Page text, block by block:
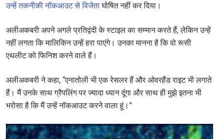
उन्हें तकनीकी नॉकआउट से विजेताघोषित नहीं कर दिया।
अलीअकबरी अपने अगले प्रतिद्वंदी के स्टाइल का सम्मान करते हैं, लेकिन उन्हें
नहीं लगता कि मालिकिन उन्हें हरा पाएंगे। उनका मानना है कि वो रूसी
एथलीट को फिनिश करने वाले हैं।
अलीअकबरी ने कहा, “एनातोली भी एक रेसलर हैं और ओवरहैंड राइट भी लगाते
हैं। मैं उनके साथ ग्रैपलिंग पर ज्यादा ध्यान दूंगा और साथ ही मुझे इतना भी
भरोसा है कि मैं उन्हें नॉकआउट करने वाला हूं।”